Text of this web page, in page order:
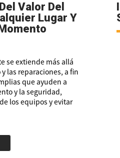
Valor Del
Lugar Y
se extiende más allá
las reparaciones, a fin
que ayuden a
y la seguridad,
los equipos y evitar